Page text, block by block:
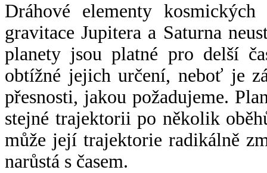
Dráhové elementy
gravitace Jupitera a Saturna
planety jsou platné pro delší
obtížné jejich určení, neboť je
přesnosti, jakou požadujeme.
stejné trajektorii po několik
může její trajektorie radikálně
narůstá s časem.